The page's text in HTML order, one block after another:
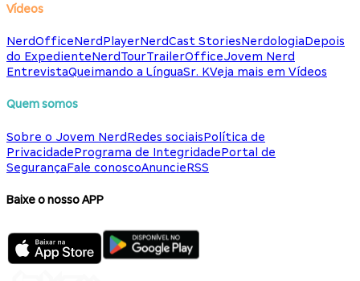
Vídeos
NerdOfficeNerdPlayerNerdCast StoriesNerdologiaDepois
do ExpedienteNerdTourTrailerOfficeJovem Nerd
EntrevistaQueimando a LínguaSr. KVeja mais em Vídeos
Quem somos
Sobre o Jovem NerdRedes sociaisPolítica de
PrivacidadePrograma de IntegridadePortal de
SegurançaFale conoscoAnuncieRSS
Baixe o nosso APP